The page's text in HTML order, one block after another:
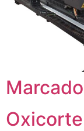
Marcado
Oxicorte